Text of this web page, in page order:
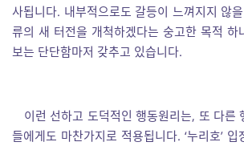
사됩니다. 내부적으로도 갈등이 느껴지지 않
류의 새 터전을 개척하겠다는 숭고한 목적 하
보는 단단함마저 갖추고 있습니다.
이런 선하고 도덕적인 행동원리는, 또 다른
들에게도 마찬가지로 적용됩니다. ‘누리호’